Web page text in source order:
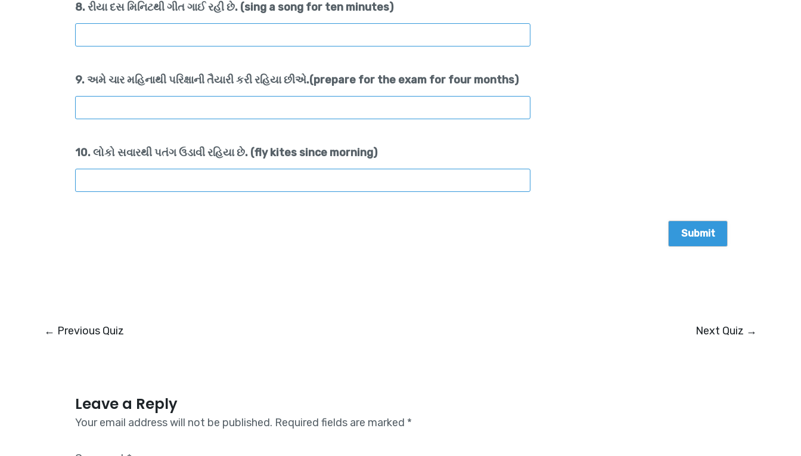
8. રીયા દસ મિનિટથી ગીત ગાઈ રહી છે. (sing a song for ten minutes)
9. અમે ચાર મહિનાથી પરિક્ષાની તૈયારી કરી રહિયા છીએ.(prepare for the exam for four months)
10. લોકો સવારથી પતંગ ઉડાવી રહિયા છે. (fly kites since morning)
← Previous Quiz Next Quiz →
Leave a Reply
Your email address will not be published. Required fields are marked *